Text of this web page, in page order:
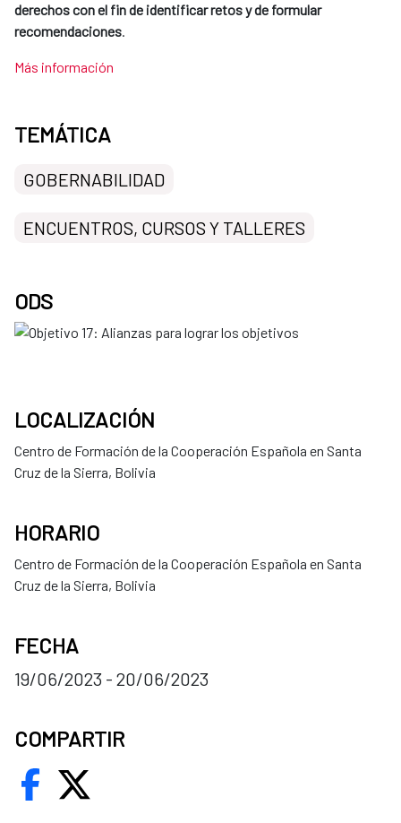
derechos con el fin de identificar retos y de formular
recomendaciones.
Más información
TEMÁTICA
GOBERNABILIDAD
ENCUENTROS, CURSOS Y TALLERES
ODS
LOCALIZACIÓN
Centro de Formación de la Cooperación Española en Santa
Cruz de la Sierra, Bolivia
HORARIO
Centro de Formación de la Cooperación Española en Santa
Cruz de la Sierra, Bolivia
FECHA
19/06/2023 - 20/06/2023
COMPARTIR